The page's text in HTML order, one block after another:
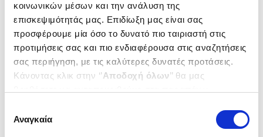
κοινωνικών μέσων και την ανάλυση της
επισκεψιμότητάς μας. Επιδίωξη μας είναι σας
προσφέρουμε μία όσο το δυνατό πιο ταιριαστή στις
προτιμήσεις σας και πιο ενδιαφέρουσα στις αναζητήσεις
σας περιήγηση, με τις καλύτερες δυνατές προτάσεις.
Κάνοντας κλικ στην ‘’Αποδοχή όλων’’ θα μας
ενδιαφέρουν και να επιλέξετε από τα παρακάτω με την
΄΄και να ενημερωθείτε σχετικά με
συγκατάθεσης
Αναγκαία